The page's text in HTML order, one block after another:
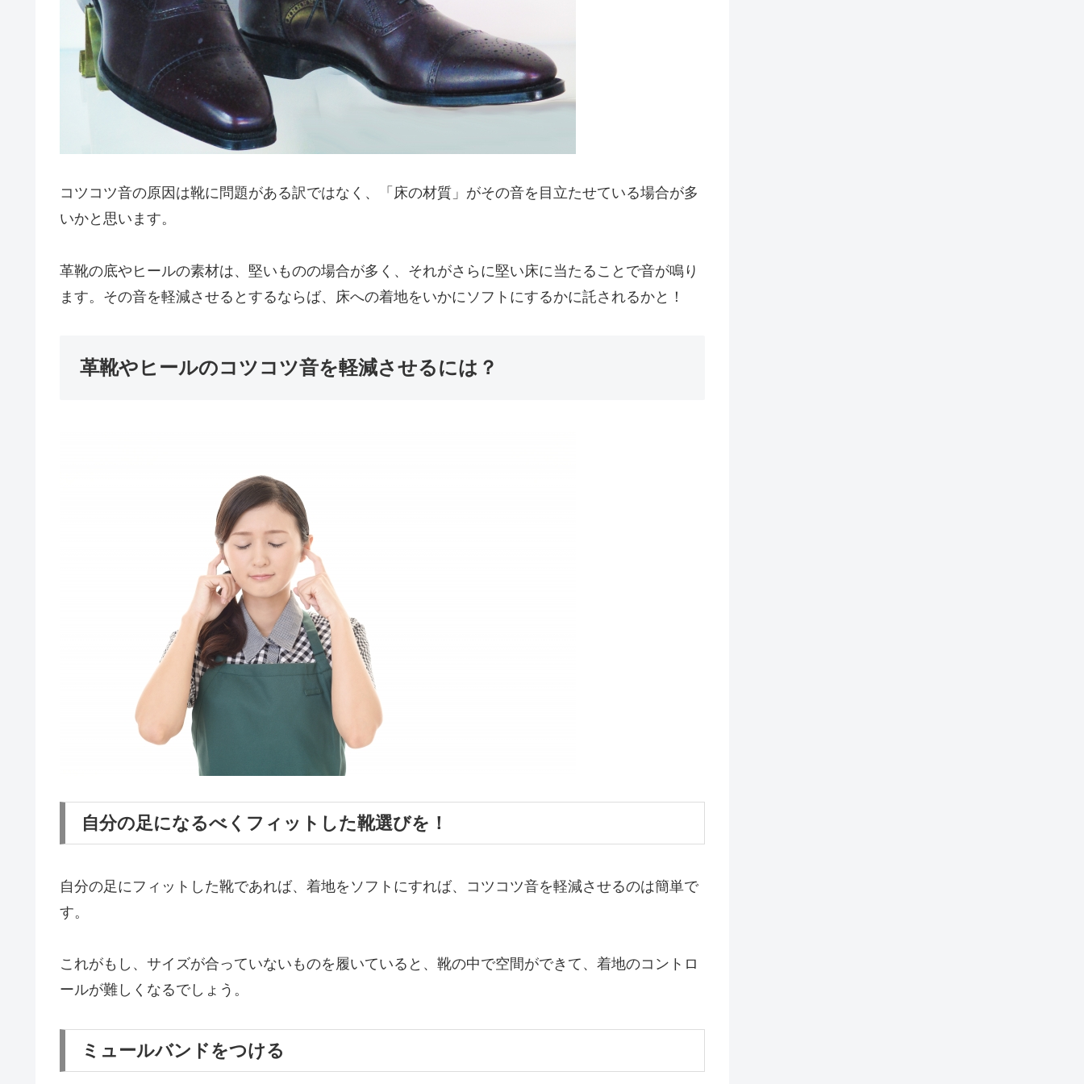
コツコツ音の原因は靴に問題がある訳ではなく、「床の材質」がその音を目立たせている場合が多
いかと思います。
革靴の底やヒールの素材は、堅いものの場合が多く、それがさらに堅い床に当たることで音が鳴り
ます。その音を軽減させるとするならば、床への着地をいかにソフトにするかに託されるかと！
革靴やヒールのコツコツ音を軽減させるには？
自分の足になるべくフィットした靴選びを！
自分の足にフィットした靴であれば、着地をソフトにすれば、コツコツ音を軽減させるのは簡単で
す。
これがもし、サイズが合っていないものを履いていると、靴の中で空間ができて、着地のコントロ
ールが難しくなるでしょう。
ミュールバンドをつける